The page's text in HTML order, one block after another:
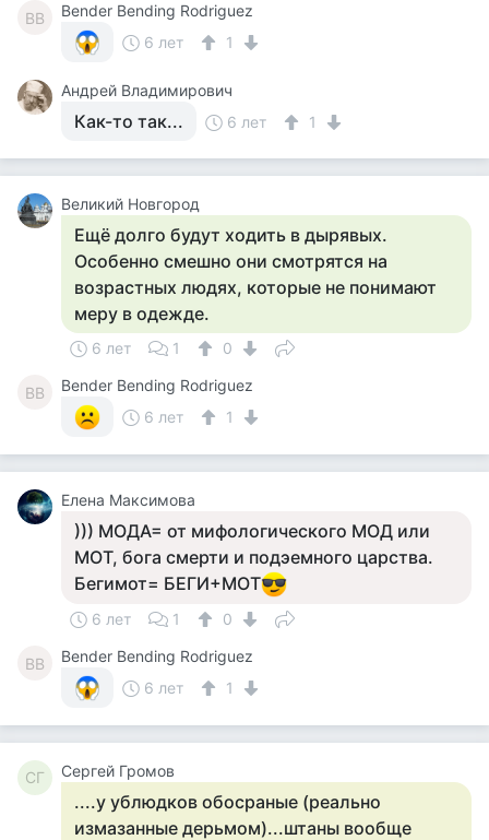
BB
Bender Bending Rodriguez
6 лет
1
Андрей Владимирович
Как-то так... 6 лет 1
Великий Новгород
Ещё долго будут ходить в дырявых.
Особенно смешно они смотрятся на
возрастных людях, которые не понимают
меру в одежде.
6 лет 1 0
BB
Bender Bending Rodriguez
6 лет
1
Елена Максимова
))) МОДА= от мифологического МОД или
МОТ, бога смерти и подэемного царства.
Бегимот= БЕГИ+МОТ
6 лет 1 0
BB
Bender Bending Rodriguez
6 лет
1
СГ Сергей Громов
....у ублюдков обосраные (реально
измазанные дерьмом)...штаны вообще